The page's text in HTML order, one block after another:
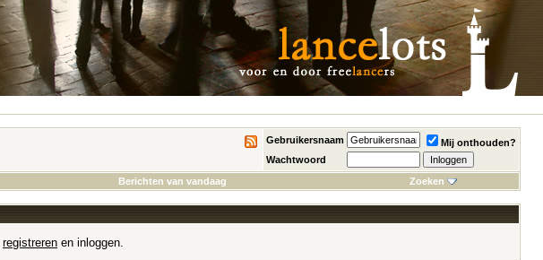
Gebruikersnaam
Mij onthouden?
Wachtwoord
Berichten van vandaag Zoeken
registreren en inloggen.